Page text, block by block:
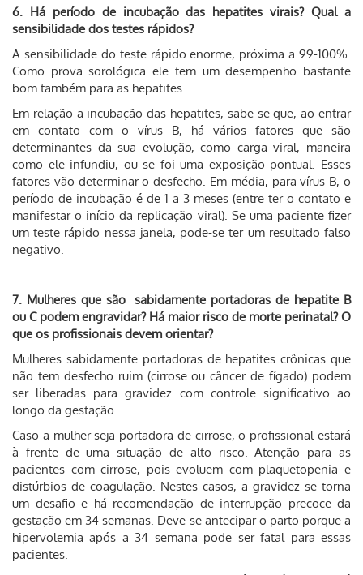
6. Há período de incubação das hepatites virais? Qual a
sensibilidade dos testes rápidos?
A sensibilidade do teste rápido enorme, próxima a 99-100%.
Como prova sorológica ele tem um desempenho bastante
bom também para as hepatites.
Em relação a incubação das hepatites, sabe-se que, ao entrar
em contato com o vírus B, há vários fatores que são
determinantes da sua evolução, como carga viral, maneira
como ele infundiu, ou se foi uma exposição pontual. Esses
fatores vão determinar o desfecho. Em média, para vírus B, o
período de incubação é de 1 a 3 meses (entre ter o contato e
manifestar o início da replicação viral). Se uma paciente fizer
um teste rápido nessa janela, pode-se ter um resultado falso
negativo.
7. Mulheres que são sabidamente portadoras de hepatite B
ou C podem engravidar? Há maior risco de morte perinatal? O
que os profissionais devem orientar?
Mulheres sabidamente portadoras de hepatites crônicas que
não tem desfecho ruim (cirrose ou câncer de fígado) podem
ser liberadas para gravidez com controle significativo ao
longo da gestação.
Caso a mulher seja portadora de cirrose, o profissional estará
à frente de uma situação de alto risco. Atenção para as
pacientes com cirrose, pois evoluem com plaquetopenia e
distúrbios de coagulação. Nestes casos, a gravidez se torna
um desafio e há recomendação de interrupção precoce da
gestação em 34 semanas. Deve-se antecipar o parto porque a
hipervolemia após a 34 semana pode ser fatal para essas
pacientes.